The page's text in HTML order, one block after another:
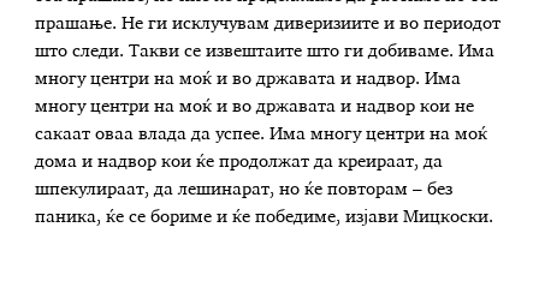
прашање. Не ги исклучувам диверизиите и во периодот
што следи. Такви се извештаите што ги добиваме. Има
многу центри на моќ и во државата и надвор. Има
многу центри на моќ и во државата и надвор кои не
сакаат оваа влада да успее. Има многу центри на моќ
дома и надвор кои ќе продолжат да креираат, да
шпекулираат, да лешинарат, но ќе повторам – без
паника, ќе се бориме и ќе победиме, изјави Мицкоски.